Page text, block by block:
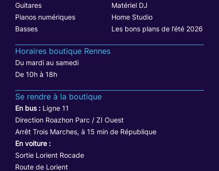
Guitares
Matériel DJ
Pianos numériques
Home Studio
Basses
Les bons plans de l’été 2026
Horaires boutique Rennes
Du mardi au samedi
De 10h à 18h
Se rendre à la boutique
En bus : Ligne 11
Direction Roazhon Parc / ZI Ouest
Arrêt Trois Marches, à 15 min de République
En voiture :
Sortie Lorient Rocade
Route de Lorient